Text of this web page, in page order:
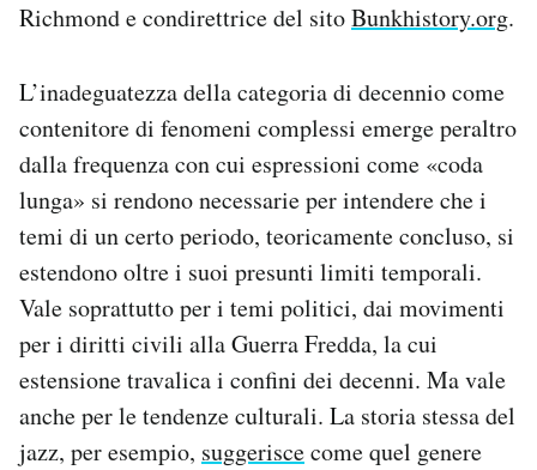
Richmond e condirettrice del sitoBunkhistory.org.
L’inadeguatezza della categoria di decennio come
contenitore di fenomeni complessi emerge peraltro
dalla frequenza con cui espressioni come «coda
lunga» si rendono necessarie per intendere che i
temi di un certo periodo, teoricamente concluso, si
estendono oltre i suoi presunti limiti temporali.
Vale soprattutto per i temi politici, dai movimenti
per i diritti civili alla Guerra Fredda, la cui
estensione travalica i confini dei decenni. Ma vale
anche per le tendenze culturali. La storia stessa del
jazz, per esempio, suggeriscecome quel genere